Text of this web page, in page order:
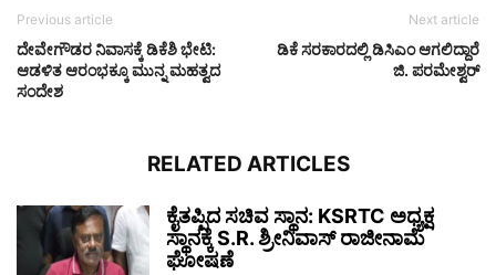
Previous article
ದೇವೇಗೌಡರ ನಿವಾಸಕ್ಕೆ ಡಿಕೆಶಿ ಭೇಟಿ:
ಆಡಳಿತ ಆರಂಭಕ್ಕೂ ಮುನ್ನ ಮಹತ್ವದ
ಸಂದೇಶ
Next article
ಡಿಕೆ ಸರಕಾರದಲ್ಲಿ ಡಿಸಿಎಂ ಆಗಲಿದ್ದಾರೆ
ಜಿ. ಪರಮೇಶ್ವರ್‌
RELATED ARTICLES
ಕೈತಪ್ಪಿದ ಸಚಿವ ಸ್ಥಾನ: KSRTC ಅಧ್ಯಕ್ಷ
ಸ್ಥಾನಕ್ಕೆ S.R. ಶ್ರೀನಿವಾಸ್ ರಾಜೀನಾಮೆ
ಘೋಷಣೆ